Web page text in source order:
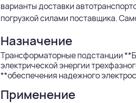
варианты доставки
погрузкой силами поставщика.
Назначение
Трансформаторные подстанции
электрической энергии
**обеспечения надежного
Применение